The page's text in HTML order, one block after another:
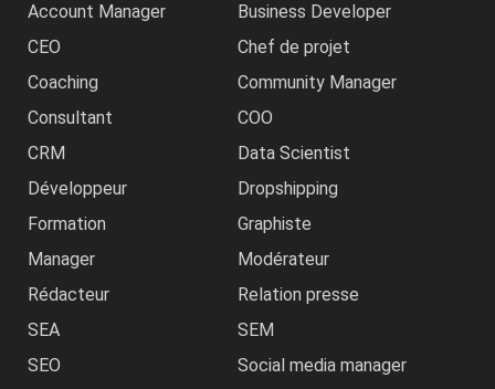
Account Manager
Business Developer
CEO
Chef de projet
Coaching
Community Manager
Consultant
COO
CRM
Data Scientist
Développeur
Dropshipping
Formation
Graphiste
Manager
Modérateur
Rédacteur
Relation presse
SEA
SEM
SEO
Social media manager